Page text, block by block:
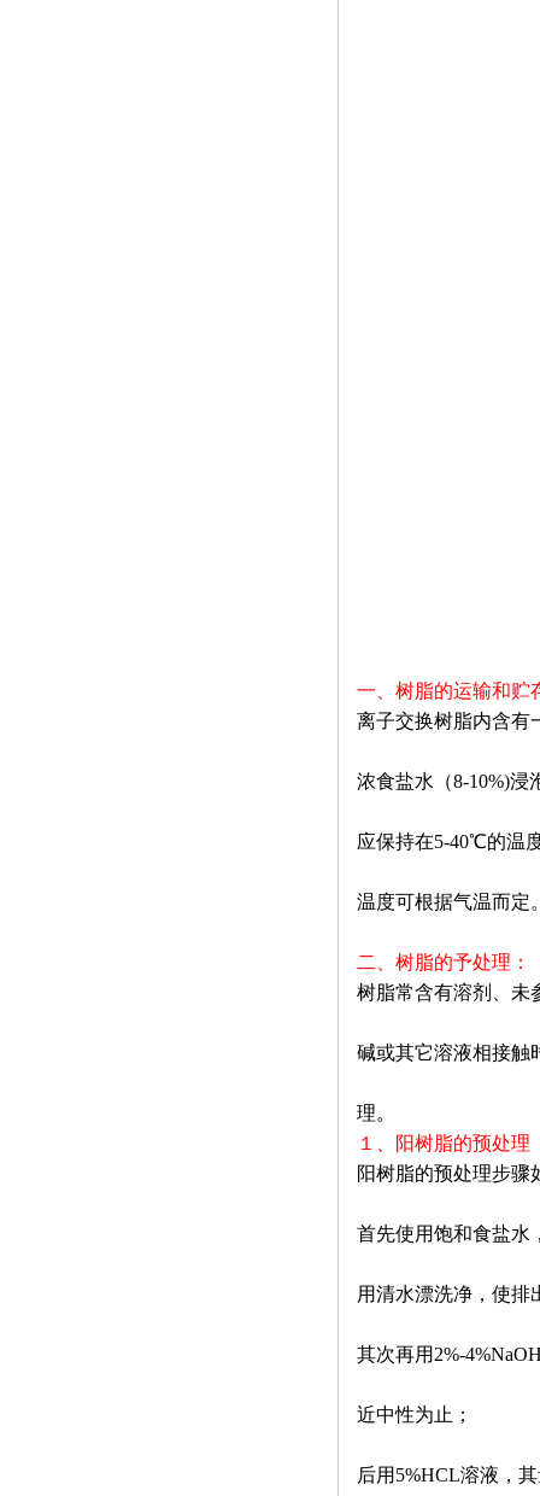
一、树脂的运输和贮
离子交换树脂内含有
浓食盐水（8-10%)浸
应保持在5-40℃的温
温度可根据气温而定
二、树脂的予处理：
树脂常含有溶剂、未
碱或其它溶液相接触
理。
１、阳树脂的预处理
阳树脂的预处理步骤
首先使用饱和食盐水
用清水漂洗净，使排
其次再用 2%-
近中性为止；
后用 5%HCL溶液，